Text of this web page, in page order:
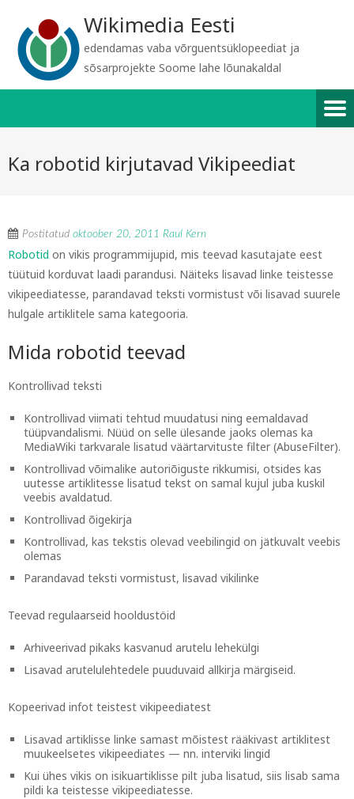
Wikimedia Eesti
edendamas vaba võrguentsüklopeediat ja
sõsarprojekte Soome lahe lõunakaldal
Ka robotid kirjutavad Vikipeediat
Postitatud oktoober 20, 2011 Raul Kern
Robotid on vikis programmijupid, mis teevad kasutajate eest
tüütuid korduvat laadi parandusi. Näiteks lisavad linke teistesse
vikipeediatesse, parandavad teksti vormistust või lisavad suurele
hulgale artiklitele sama kategooria.
Mida robotid teevad
Kontrollivad teksti
Kontrollivad viimati tehtud muudatusi ning eemaldavad
tüüpvandalismi. Nüüd on selle ülesande jaoks olemas ka
MediaWiki tarkvarale lisatud väärtarvituste filter (AbuseFilter).
Kontrollivad võimalike autoriõiguste rikkumisi, otsides kas
uutesse artiklitesse lisatud tekst on samal kujul juba kuskil
veebis avaldatud.
Kontrollivad õigekirja
Kontrollivad, kas tekstis olevad veebilingid on jätkuvalt veebis
olemas
Parandavad teksti vormistust, lisavad vikilinke
Teevad regulaarseid hooldustöid
Arhiveerivad pikaks kasvanud arutelu lehekülgi
Lisavad arutelulehtedele puuduvaid allkirja märgiseid.
Kopeerivad infot teistest vikipeediatest
Lisavad artiklisse linke samast mõistest rääkivast artiklitest
muukeelsetes vikipeediates — nn. interviki lingid
Kui ühes vikis on isikuartiklisse pilt juba lisatud, siis lisab sama
pildi ka teistesse vikipeediatesse.